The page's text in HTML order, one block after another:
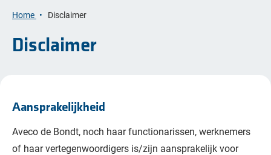
Home Disclaimer
Disclaimer
Aansprakelijkheid
Aveco de Bondt, noch haar functionarissen, werknemers
of haar vertegenwoordigers is/zijn aansprakelijk voor